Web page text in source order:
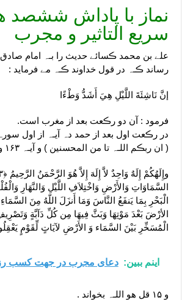
نماز با پاداش ششصد
سریع التاثیر و مجرب
علے بن محمد ڪسائے حدیث را بـہ امام صادق
رساند ڪـہ در قول خداوند ڪـہ مے فرماید :
إنَّ نَاشِئَةَ اللَّيْلِ هِيَ أَشَدُّ وَطْءًا
فرمود : آن دو رڪعت بعد از مغرب است.
در رڪعت اول بعد از حمد دہ آیـہ از اول
( ان ربڪم اللـہ تا من المحسنین ) و آیـہ ۱۶۳ و ۱۶۴ سورہ بقرہ
السَّمَاوَاتِ وَالأَرْضِ وَاخْتِلاَفِ اللَّيْلِ وَالنَّهَارِ
الْبَحْرِ بِمَا يَنفَعُ النَّاسَ وَمَا أَنزَلَ اللّهُ مِنَ
الأرْضَ بَعْدَ مَوْتِهَا وَبَثَّ فِيهَا مِن كُلِّ دَآبَّةٍ
الْمُسَخِّرِ بَيْنَ السَّمَاء وَ الأَرْضِ لآيَاتٍ لِّقَوْمٍ يَعْقِلُونَ
اینم ببین: دعای مجرب در جهت کسب
و ۱۵ قل هو اللـہ بخواند .